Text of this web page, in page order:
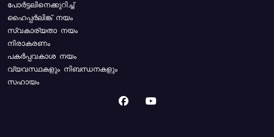
പോര്‍ട്ടലിനെക്കുറിച്ച്
ഹൈപ്പർലിങ്ക് നയം
സ്വകാര്യതാ നയം
നിരാകരണം
പകർപ്പവകാശ നയം
വ്യവസ്ഥകളും നിബന്ധനകളും
സഹായം